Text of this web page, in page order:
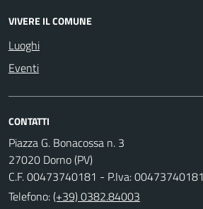
VIVERE IL COMUNE
Luoghi
Eventi
CONTATTI
Piazza G. Bonacossa n. 3
27020 Dorno (PV)
C.F. 00473740181 - P.Iva: 00473740181
Telefono:(+39) 0382.84003